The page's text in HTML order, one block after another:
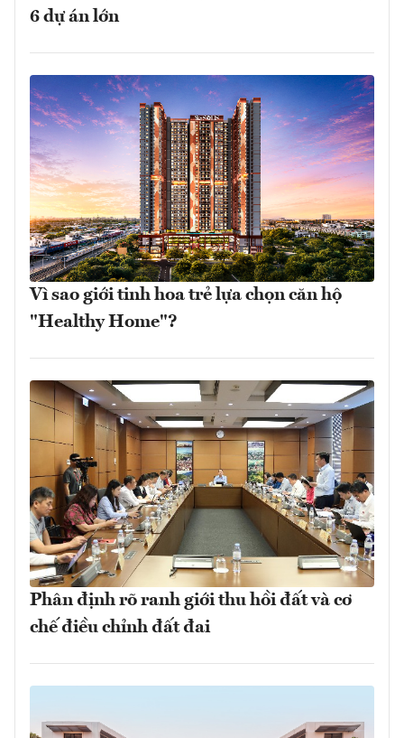
6 dự án lớn
Vì sao giới tinh hoa trẻ lựa chọn căn hộ
"Healthy Home"?
Phân định rõ ranh giới thu hồi đất và cơ
chế điều chỉnh đất đai